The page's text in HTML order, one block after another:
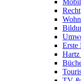
Mobil
Recht
Erste
Hartz